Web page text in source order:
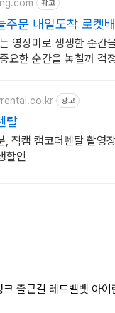
광고
주문 내일도착 로켓
영상미로 생생한 순간
요한 순간을 놓칠까 걱
광고
탈
, 직캠 캠코더렌탈 촬영장
할인
출근길 레드벨벳 아